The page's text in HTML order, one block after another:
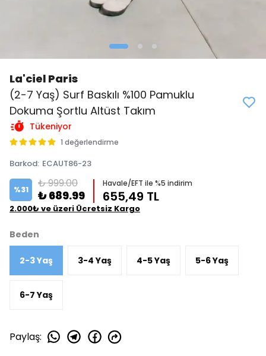
La'ciel Paris
(2-7 Yaş) Surf Baskılı %100 Pamuklu
Dokuma Şortlu Altüst Takım
Tükeniyor
1 değerlendirme
Barkod: ECAUT86-23
%31 ₺ 999.00
₺ 689.99
Havale/EFT ile %5 indirim
655,49 TL
2.000₺ ve üzeri Ücretsiz Kargo
Beden
2-3 Yaş 3-4 Yaş 4-5 Yaş 5-6 Yaş
6-7 Yaş
Paylaş: